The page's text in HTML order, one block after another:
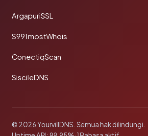
ArgapuriSSL
S991mostWhois
ConectiqScan
SiscileDNS
© 2026 YourvillDNS. Semua hak dilindungi.